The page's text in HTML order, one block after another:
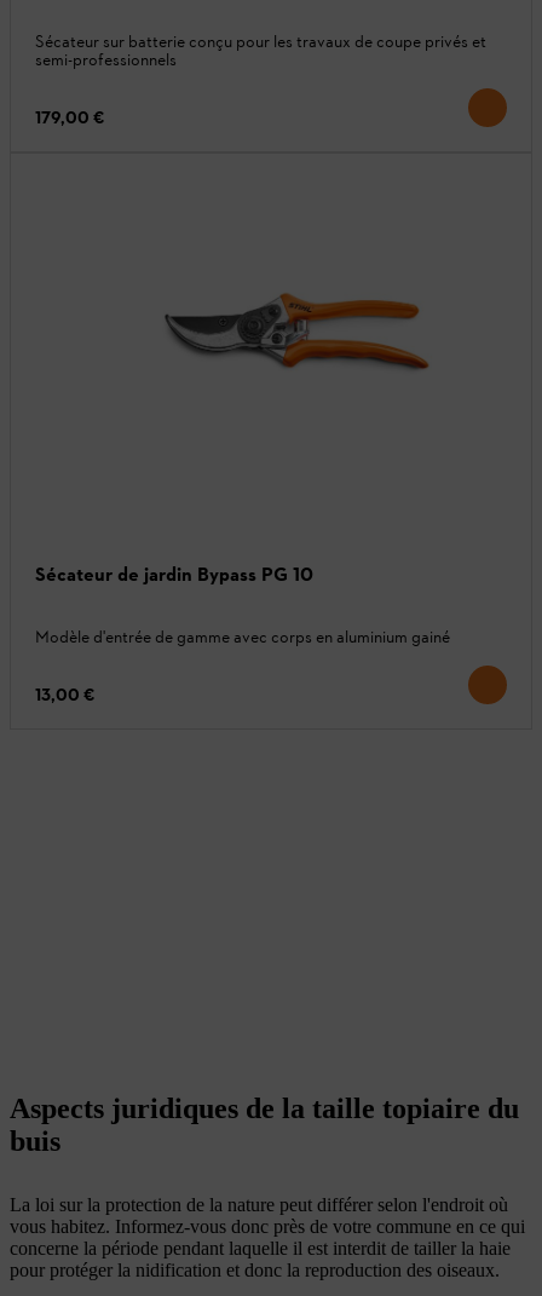
Sécateur sur batterie conçu pour les travaux de coupe privés et
semi-professionnels
179,00 €
Sécateur de jardin Bypass PG 10
Modèle d'entrée de gamme avec corps en aluminium gainé
13,00 €
Aspects juridiques de la taille topiaire du
buis
La loi sur la protection de la nature peut différer selon l'endroit où
vous habitez. Informez-vous donc près de votre commune en ce qui
concerne la période pendant laquelle il est interdit de tailler la haie
pour protéger la nidification et donc la reproduction des oiseaux.